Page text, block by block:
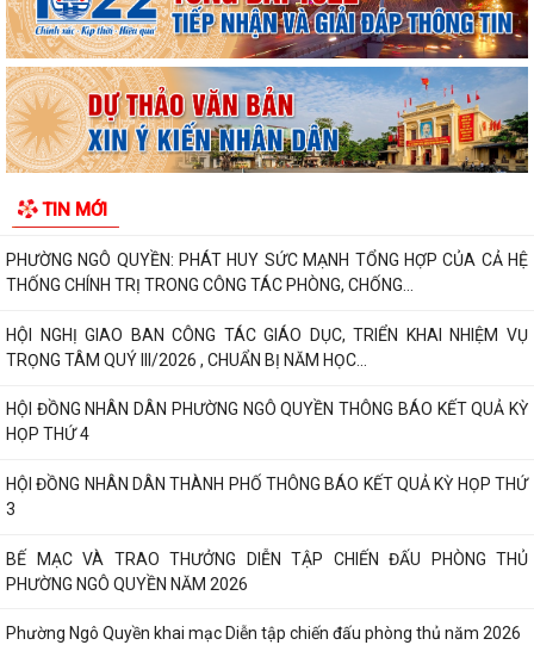
TIN MỚI
DANH SÁCH ĐĂNG KÝ KINH DOANH THÁNG 7/2026
Phường Ngô Quyền trao tặng sách giáo khoa, đồng phục cho 307 học
sinh có hoàn cảnh khó khăn trước...
Phường Ngô Quyền đẩy mạnh công tác phòng, chống ma túy và nhân
rộng các mô hình an ninh trật tự tại...
THƯ CẢM ƠN – NIỀM TIN CỦA NHÂN DÂN DÀNH CHO CHÍNH QUYỀN
PHƯỜNG NGÔ QUYỀN: PHÁT HUY SỨC MẠNH TỔNG HỢP CỦA CẢ HỆ
THỐNG CHÍNH TRỊ TRONG CÔNG TÁC PHÒNG, CHỐNG...
HỘI NGHỊ GIAO BAN CÔNG TÁC GIÁO DỤC, TRIỂN KHAI NHIỆM VỤ
TRỌNG TÂM QUÝ III/2026 , CHUẨN BỊ NĂM HỌC...
HỘI ĐỒNG NHÂN DÂN PHƯỜNG NGÔ QUYỀN THÔNG BÁO KẾT QUẢ KỲ
HỌP THỨ 4
HỘI ĐỒNG NHÂN DÂN THÀNH PHỐ THÔNG BÁO KẾT QUẢ KỲ HỌP THỨ
3
BẾ MẠC VÀ TRAO THƯỞNG DIỄN TẬP CHIẾN ĐẤU PHÒNG THỦ
PHƯỜNG NGÔ QUYỀN NĂM 2026
Phường Ngô Quyền khai mạc Diễn tập chiến đấu phòng thủ năm 2026